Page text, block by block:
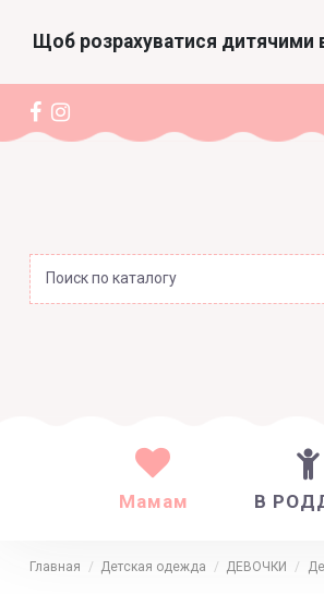
Щоб розрахуватися дитячими
Мамам В
Главная Детская одежда ДЕВОЧКИ